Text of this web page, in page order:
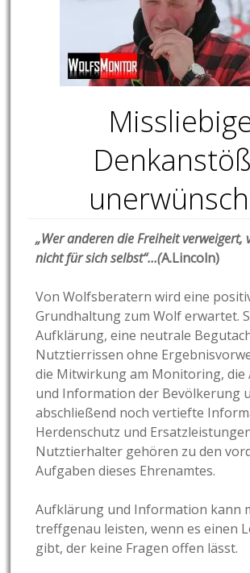
„Wer anderen die Freiheit verweigert,
nicht für sich selbst“…(A.Lincoln)
Von Wolfsberatern wird eine
Grundhaltung zum Wolf erwartet.
Aufklärung, eine neutrale
Nutztierrissen ohne
die Mitwirkung am Monitoring,
und Information der Bevölkerung
abschließend noch vertiefte
Herdenschutz und
Nutztierhalter gehören zu den
Aufgaben dieses Ehrenamtes.
Aufklärung und Information kann
treffgenau leisten, wenn es einen
gibt, der keine Fragen offen lässt.